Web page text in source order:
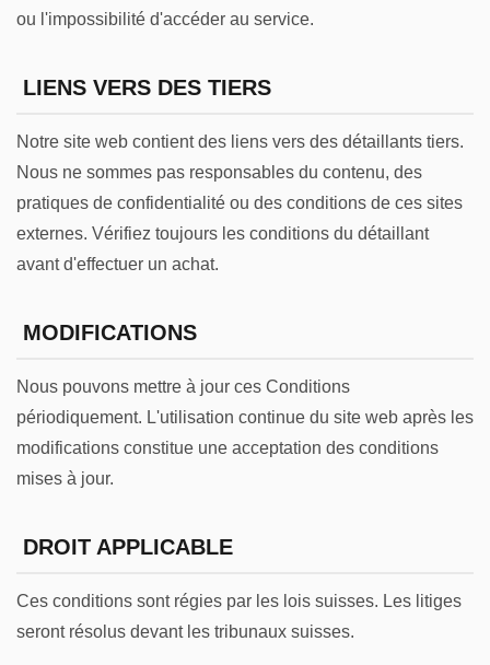
ou l'impossibilité d'accéder au service.
LIENS VERS DES TIERS
Notre site web contient des liens vers des détaillants tiers.
Nous ne sommes pas responsables du contenu, des
pratiques de confidentialité ou des conditions de ces sites
externes. Vérifiez toujours les conditions du détaillant
avant d'effectuer un achat.
MODIFICATIONS
Nous pouvons mettre à jour ces Conditions
périodiquement. L'utilisation continue du site web après les
modifications constitue une acceptation des conditions
mises à jour.
DROIT APPLICABLE
Ces conditions sont régies par les lois suisses. Les litiges
seront résolus devant les tribunaux suisses.